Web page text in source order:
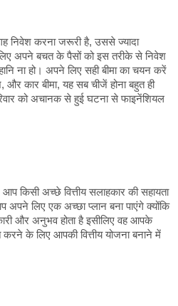
निवेश करना जरूरी है, उससे ज्यादा
अपने बचत के पैसों को इस तरीके से निवेश
ना हो। अपने लिए सही बीमा का चयन करें
कार बीमा, यह सब चीजें होना बहुत ही
को अचानक से हुई घटना से फाइनेंशियल
किसी अच्छे वित्तीय सलाहकार की सहायता
लिए एक अच्छा प्लान बना पाएंगे क्योंकि
और अनुभव होता है इसीलिए वह आपके
करने के लिए आपकी वित्तीय योजना बनाने में